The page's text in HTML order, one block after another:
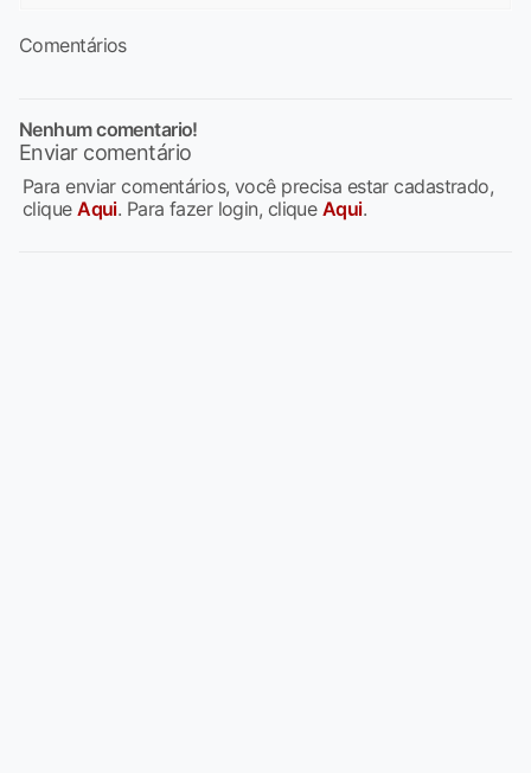
Comentários
Nenhum comentario!
Enviar comentário
Para enviar comentários, você precisa estar cadastrado,
cliqueAqui. Para fazer login, clique Aqui.